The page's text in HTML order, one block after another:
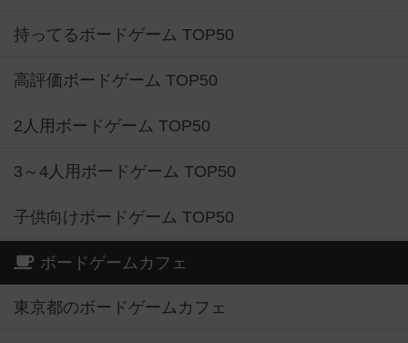
持ってるボードゲーム TOP50
高評価ボードゲーム TOP50
2人用ボードゲーム TOP50
3～4人用ボードゲーム TOP50
子供向けボードゲーム TOP50
ボードゲームカフェ
東京都のボードゲームカフェ